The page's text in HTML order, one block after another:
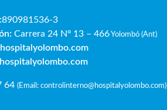
890981536-3
Carrera 24 Nº 13 – 466Yolombó (Ant)
64 (Email: controlinterno@hospitalyolombo.com)